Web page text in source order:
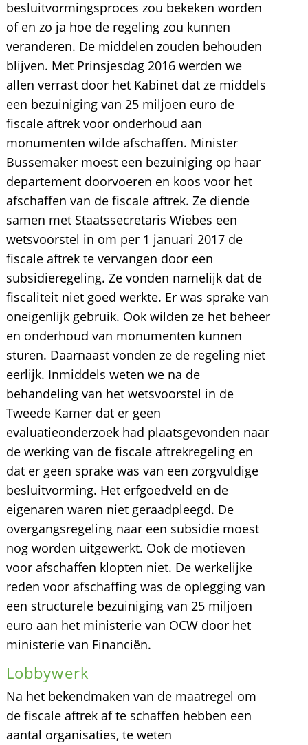
besluitvormingsproces zou bekeken worden
of en zo ja hoe de regeling zou kunnen
veranderen. De middelen zouden behouden
blijven. Met Prinsjesdag 2016 werden we
allen verrast door het Kabinet dat ze middels
een bezuiniging van 25 miljoen euro de
fiscale aftrek voor onderhoud aan
monumenten wilde afschaffen. Minister
Bussemaker moest een bezuiniging op haar
departement doorvoeren en koos voor het
afschaffen van de fiscale aftrek. Ze diende
samen met Staatssecretaris Wiebes een
wetsvoorstel in om per 1 januari 2017 de
fiscale aftrek te vervangen door een
subsidieregeling. Ze vonden namelijk dat de
fiscaliteit niet goed werkte. Er was sprake van
oneigenlijk gebruik. Ook wilden ze het beheer
en onderhoud van monumenten kunnen
sturen. Daarnaast vonden ze de regeling niet
eerlijk. Inmiddels weten we na de
behandeling van het wetsvoorstel in de
Tweede Kamer dat er geen
evaluatieonderzoek had plaatsgevonden naar
de werking van de fiscale aftrekregeling en
dat er geen sprake was van een zorgvuldige
besluitvorming. Het erfgoedveld en de
eigenaren waren niet geraadpleegd. De
overgangsregeling naar een subsidie moest
nog worden uitgewerkt. Ook de motieven
voor afschaffen klopten niet. De werkelijke
reden voor afschaffing was de oplegging van
een structurele bezuiniging van 25 miljoen
euro aan het ministerie van OCW door het
ministerie van Financiën.
Lobbywerk
Na het bekendmaken van de maatregel om
de fiscale aftrek af te schaffen hebben een
aantal organisaties, te weten